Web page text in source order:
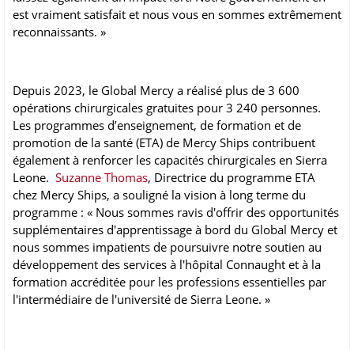
est vraiment satisfait et nous vous en sommes extrêmement
reconnaissants. »
Depuis 2023, le Global Mercy a réalisé plus de 3 600
opérations chirurgicales gratuites pour 3 240 personnes.
Les programmes d’enseignement, de formation et de
promotion de la santé (ETA) de Mercy Ships contribuent
également à renforcer les capacités chirurgicales en Sierra
Leone. Suzanne Thomas, Directrice du programme ETA
chez Mercy Ships, a souligné la vision à long terme du
programme : « Nous sommes ravis d'offrir des opportunités
supplémentaires d'apprentissage à bord du Global Mercy et
nous sommes impatients de poursuivre notre soutien au
développement des services à l'hôpital Connaught et à la
formation accréditée pour les professions essentielles par
l'intermédiaire de l'université de Sierra Leone. »